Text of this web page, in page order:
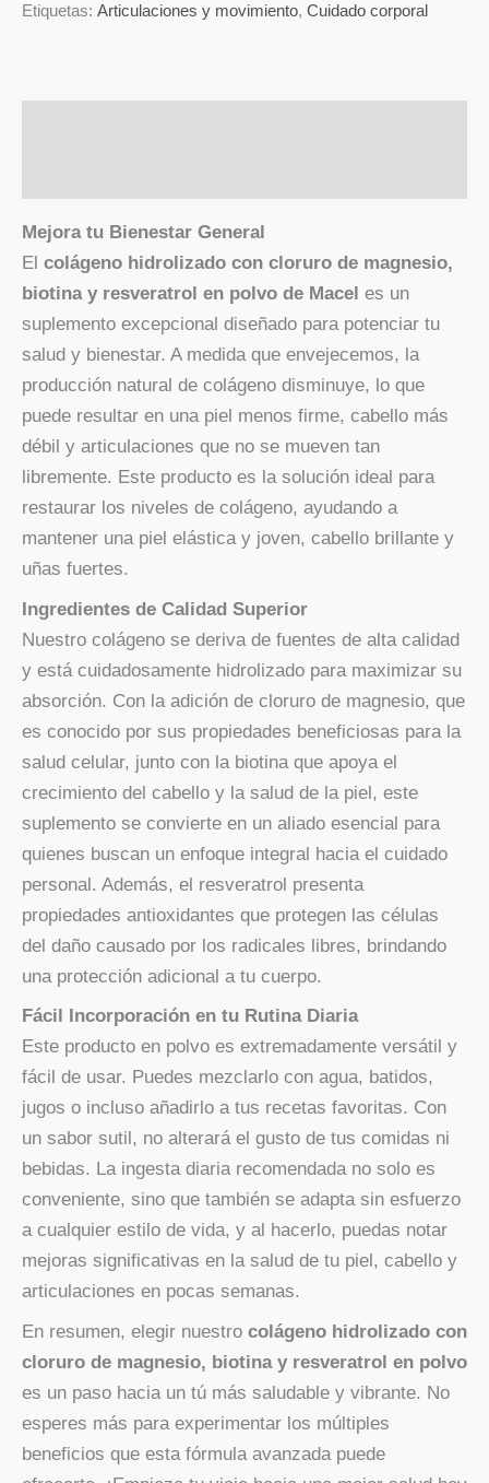
Etiquetas: Articulaciones y movimiento, Cuidado corporal
Mejora tu Bienestar General
El colágeno hidrolizado con cloruro de magnesio,
biotina y resveratrol en polvo de Macel es un
suplemento excepcional diseñado para potenciar tu
salud y bienestar. A medida que envejecemos, la
producción natural de colágeno disminuye, lo que
puede resultar en una piel menos firme, cabello más
débil y articulaciones que no se mueven tan
libremente. Este producto es la solución ideal para
restaurar los niveles de colágeno, ayudando a
mantener una piel elástica y joven, cabello brillante y
uñas fuertes.
Ingredientes de Calidad Superior
Nuestro colágeno se deriva de fuentes de alta calidad
y está cuidadosamente hidrolizado para maximizar su
absorción. Con la adición de cloruro de magnesio, que
es conocido por sus propiedades beneficiosas para la
salud celular, junto con la biotina que apoya el
crecimiento del cabello y la salud de la piel, este
suplemento se convierte en un aliado esencial para
quienes buscan un enfoque integral hacia el cuidado
personal. Además, el resveratrol presenta
propiedades antioxidantes que protegen las células
del daño causado por los radicales libres, brindando
una protección adicional a tu cuerpo.
Fácil Incorporación en tu Rutina Diaria
Este producto en polvo es extremadamente versátil y
fácil de usar. Puedes mezclarlo con agua, batidos,
jugos o incluso añadirlo a tus recetas favoritas. Con
un sabor sutil, no alterará el gusto de tus comidas ni
bebidas. La ingesta diaria recomendada no solo es
conveniente, sino que también se adapta sin esfuerzo
a cualquier estilo de vida, y al hacerlo, puedas notar
mejoras significativas en la salud de tu piel, cabello y
articulaciones en pocas semanas.
En resumen, elegir nuestro colágeno hidrolizado con
cloruro de magnesio, biotina y resveratrol en polvo
es un paso hacia un tú más saludable y vibrante. No
esperes más para experimentar los múltiples
beneficios que esta fórmula avanzada puede